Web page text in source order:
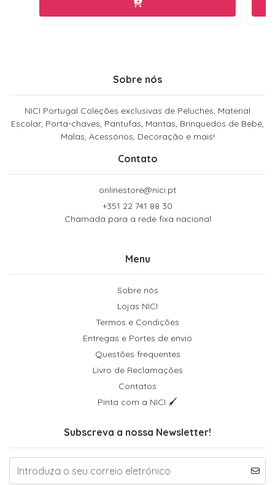
Sobre nós
NICI Portugal Coleções exclusivas de Peluches, Material
Escolar, Porta-chaves, Pantufas, Mantas, Brinquedos de Bebé,
Malas, Acessórios, Decoração e mais!
Contato
onlinestore@nici.pt
+351 22 741 88 30
Chamada para a rede fixa nacional
Menu
Sobre nós
Lojas NICI
Termos e Condições
Entregas e Portes de envio
Questões frequentes
Livro de Reclamações
Contatos
Pinta com a NICI 🖌
Subscreva a nossa Newsletter!